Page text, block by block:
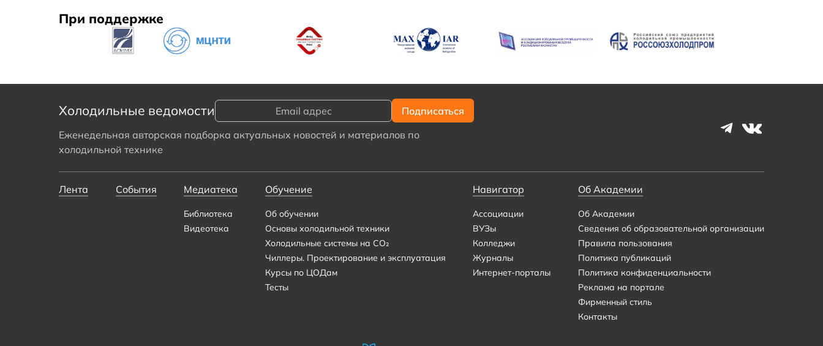
При поддержке
Холодильные ведомости
Еженедельная авторская подборка актуальных новостей и материалов по
холодильной технике
Лента События Медиатека
Библиотека
Видеотека
Обучение
Об обучении
Основы холодильной техники
Холодильные системы на CO₂
Чиллеры. Проектирование и эксплуатация
Курсы по ЦОДам
Тесты
Навигатор
Ассоциации
ВУЗы
Колледжи
Журналы
Интернет-порталы
Об Академии
Об Академии
Сведения об образовательной организации
Правила пользования
Политика публикаций
Политика конфиденциальности
Реклама на портале
Фирменный стиль
Контакты